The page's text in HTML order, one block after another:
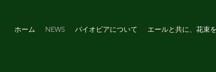
ホーム NEWS パイオビアについて エールと共に、花束を